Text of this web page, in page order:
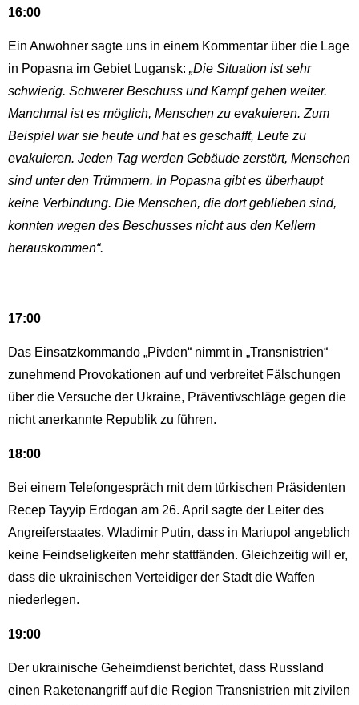
16:00
Ein Anwohner sagte uns in einem Kommentar über die Lage
in Popasna im Gebiet Lugansk: „Die Situation ist sehr
schwierig. Schwerer Beschuss und Kampf gehen weiter.
Manchmal ist es möglich, Menschen zu evakuieren. Zum
Beispiel war sie heute und hat es geschafft, Leute zu
evakuieren. Jeden Tag werden Gebäude zerstört, Menschen
sind unter den Trümmern. In Popasna gibt es überhaupt
keine Verbindung. Die Menschen, die dort geblieben sind,
konnten wegen des Beschusses nicht aus den Kellern
herauskommen“.
17:00
Das Einsatzkommando „Pivden“ nimmt in „Transnistrien“
zunehmend Provokationen auf und verbreitet Fälschungen
über die Versuche der Ukraine, Präventivschläge gegen die
nicht anerkannte Republik zu führen.
18:00
Bei einem Telefongespräch mit dem türkischen Präsidenten
Recep Tayyip Erdogan am 26. April sagte der Leiter des
Angreiferstaates, Wladimir Putin, dass in Mariupol angeblich
keine Feindseligkeiten mehr stattfänden. Gleichzeitig will er,
dass die ukrainischen Verteidiger der Stadt die Waffen
niederlegen.
19:00
Der ukrainische Geheimdienst berichtet, dass Russland
einen Raketenangriff auf die Region Transnistrien mit zivilen